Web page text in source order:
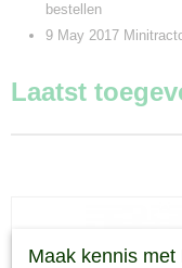
bestellen
9 May 2017
Laatst
Maak kennis met